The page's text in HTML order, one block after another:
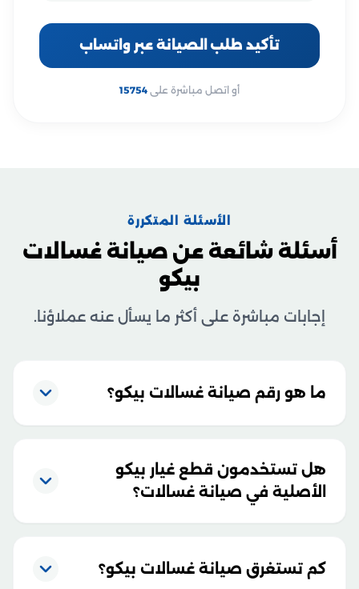
تأكيد طلب الصيانة عبر واتساب
أو اتصل مباشرة على 15754
الأسئلة المتكررة
أسئلة شائعة عن صيانة غسالات
بيكو
إجابات مباشرة على أكثر ما يسأل عنه عملاؤنا.
ما هو رقم صيانة غسالات بيكو؟
هل تستخدمون قطع غيار بيكو
الأصلية في صيانة غسالات؟
كم تستغرق صيانة غسالات بيكو؟